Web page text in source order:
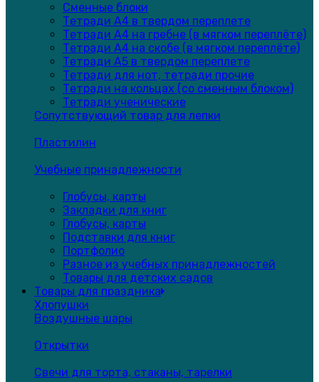
Сменные блоки
Тетради А4 в твердом переплете
Тетради А4 на гребне (в мягком переплёте)
Тетради А4 на скобе (в мягком переплёте)
Тетради А5 в твердом переплете
Тетради для нот, тетради прочие
Тетради на кольцах (со сменным блоком)
Тетради ученические
Сопутствующий товар для лепки
Пластилин
Учебные принадлежности
Глобусы, карты
Закладки для книг
Глобусы, карты
Подставки для книг
Портфолио
Разное из учебных принадлежностей
Товары для детских садов
Товары для праздника
Хлопушки
Воздушные шары
Открытки
Свечи для торта, стаканы, тарелки